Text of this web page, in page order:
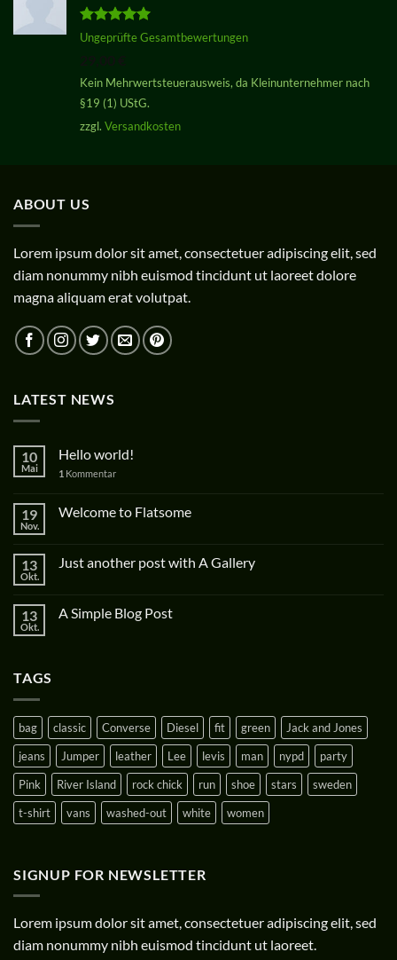
Bewertet
Ungeprüfte Gesamtbewertungen
Kein Mehrwertsteuerausweis, da Kleinunternehmer nach
§19 (1) UStG.
zzgl. Versandkosten
ABOUT US
Lorem ipsum dolor sit amet, consectetuer adipiscing elit, sed
diam nonummy nibh euismod tincidunt ut laoreet dolore
magna aliquam erat volutpat.
LATEST NEWS
10
Mai
Hello world!
1 Kommentar
19
Nov.
Welcome to Flatsome
13
Okt.
Just another post with A Gallery
13
Okt.
A Simple Blog Post
TAGS
bag classic Converse Diesel fit green
Jack and Jones
jeans
Jumper leather Lee levis man nypd
party
Pink
River Island rock chick run shoe stars
sweden
t-shirt
vans washed-out white women
SIGNUP FOR NEWSLETTER
Lorem ipsum dolor sit amet, consectetuer adipiscing elit, sed
diam nonummy nibh euismod tincidunt ut laoreet.